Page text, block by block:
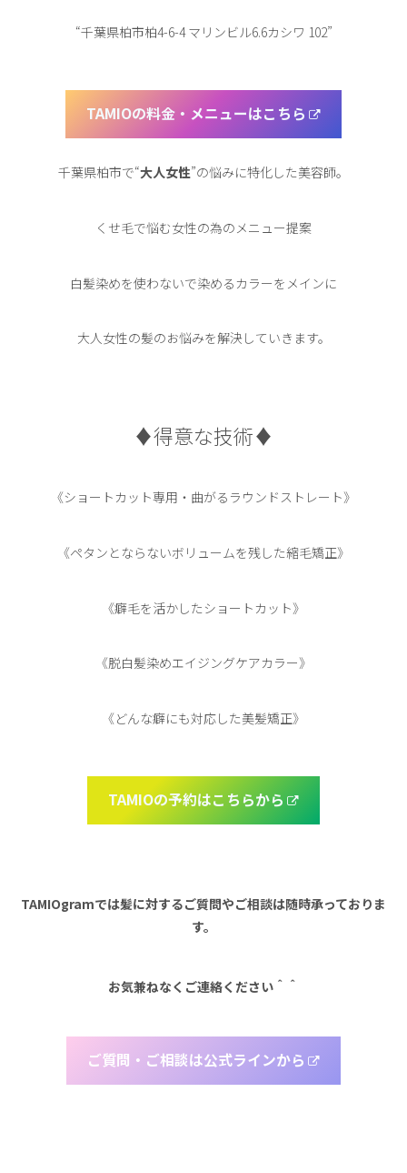
“千葉県柏市柏4-6-4 マリンビル6.6カシワ 102”
TAMIOの料金・メニューはこちら
千葉県柏市で“大人女性”の悩みに特化した美容師。
くせ毛で悩む女性の為のメニュー提案
白髪染めを使わないで染めるカラーをメインに
大人女性の髪のお悩みを解決していきます。
♦︎得意な技術♦︎
《ショートカット専用・曲がるラウンドストレート》
《ペタンとならないボリュームを残した縮毛矯正》
《癖毛を活かしたショートカット》
《脱白髪染めエイジングケアカラー》
《どんな癖にも対応した美髪矯正》
TAMIOの予約はこちらから
TAMIOgramでは髪に対するご質問やご相談は随時承っておりま
す。
お気兼ねなくご連絡ください＾＾
ご質問・ご相談は公式ラインから